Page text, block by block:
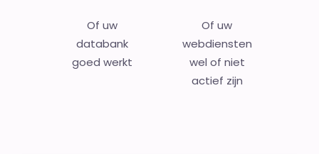
Of uw
databank
goed werkt
Of uw
webdiensten
wel of niet
actief zijn